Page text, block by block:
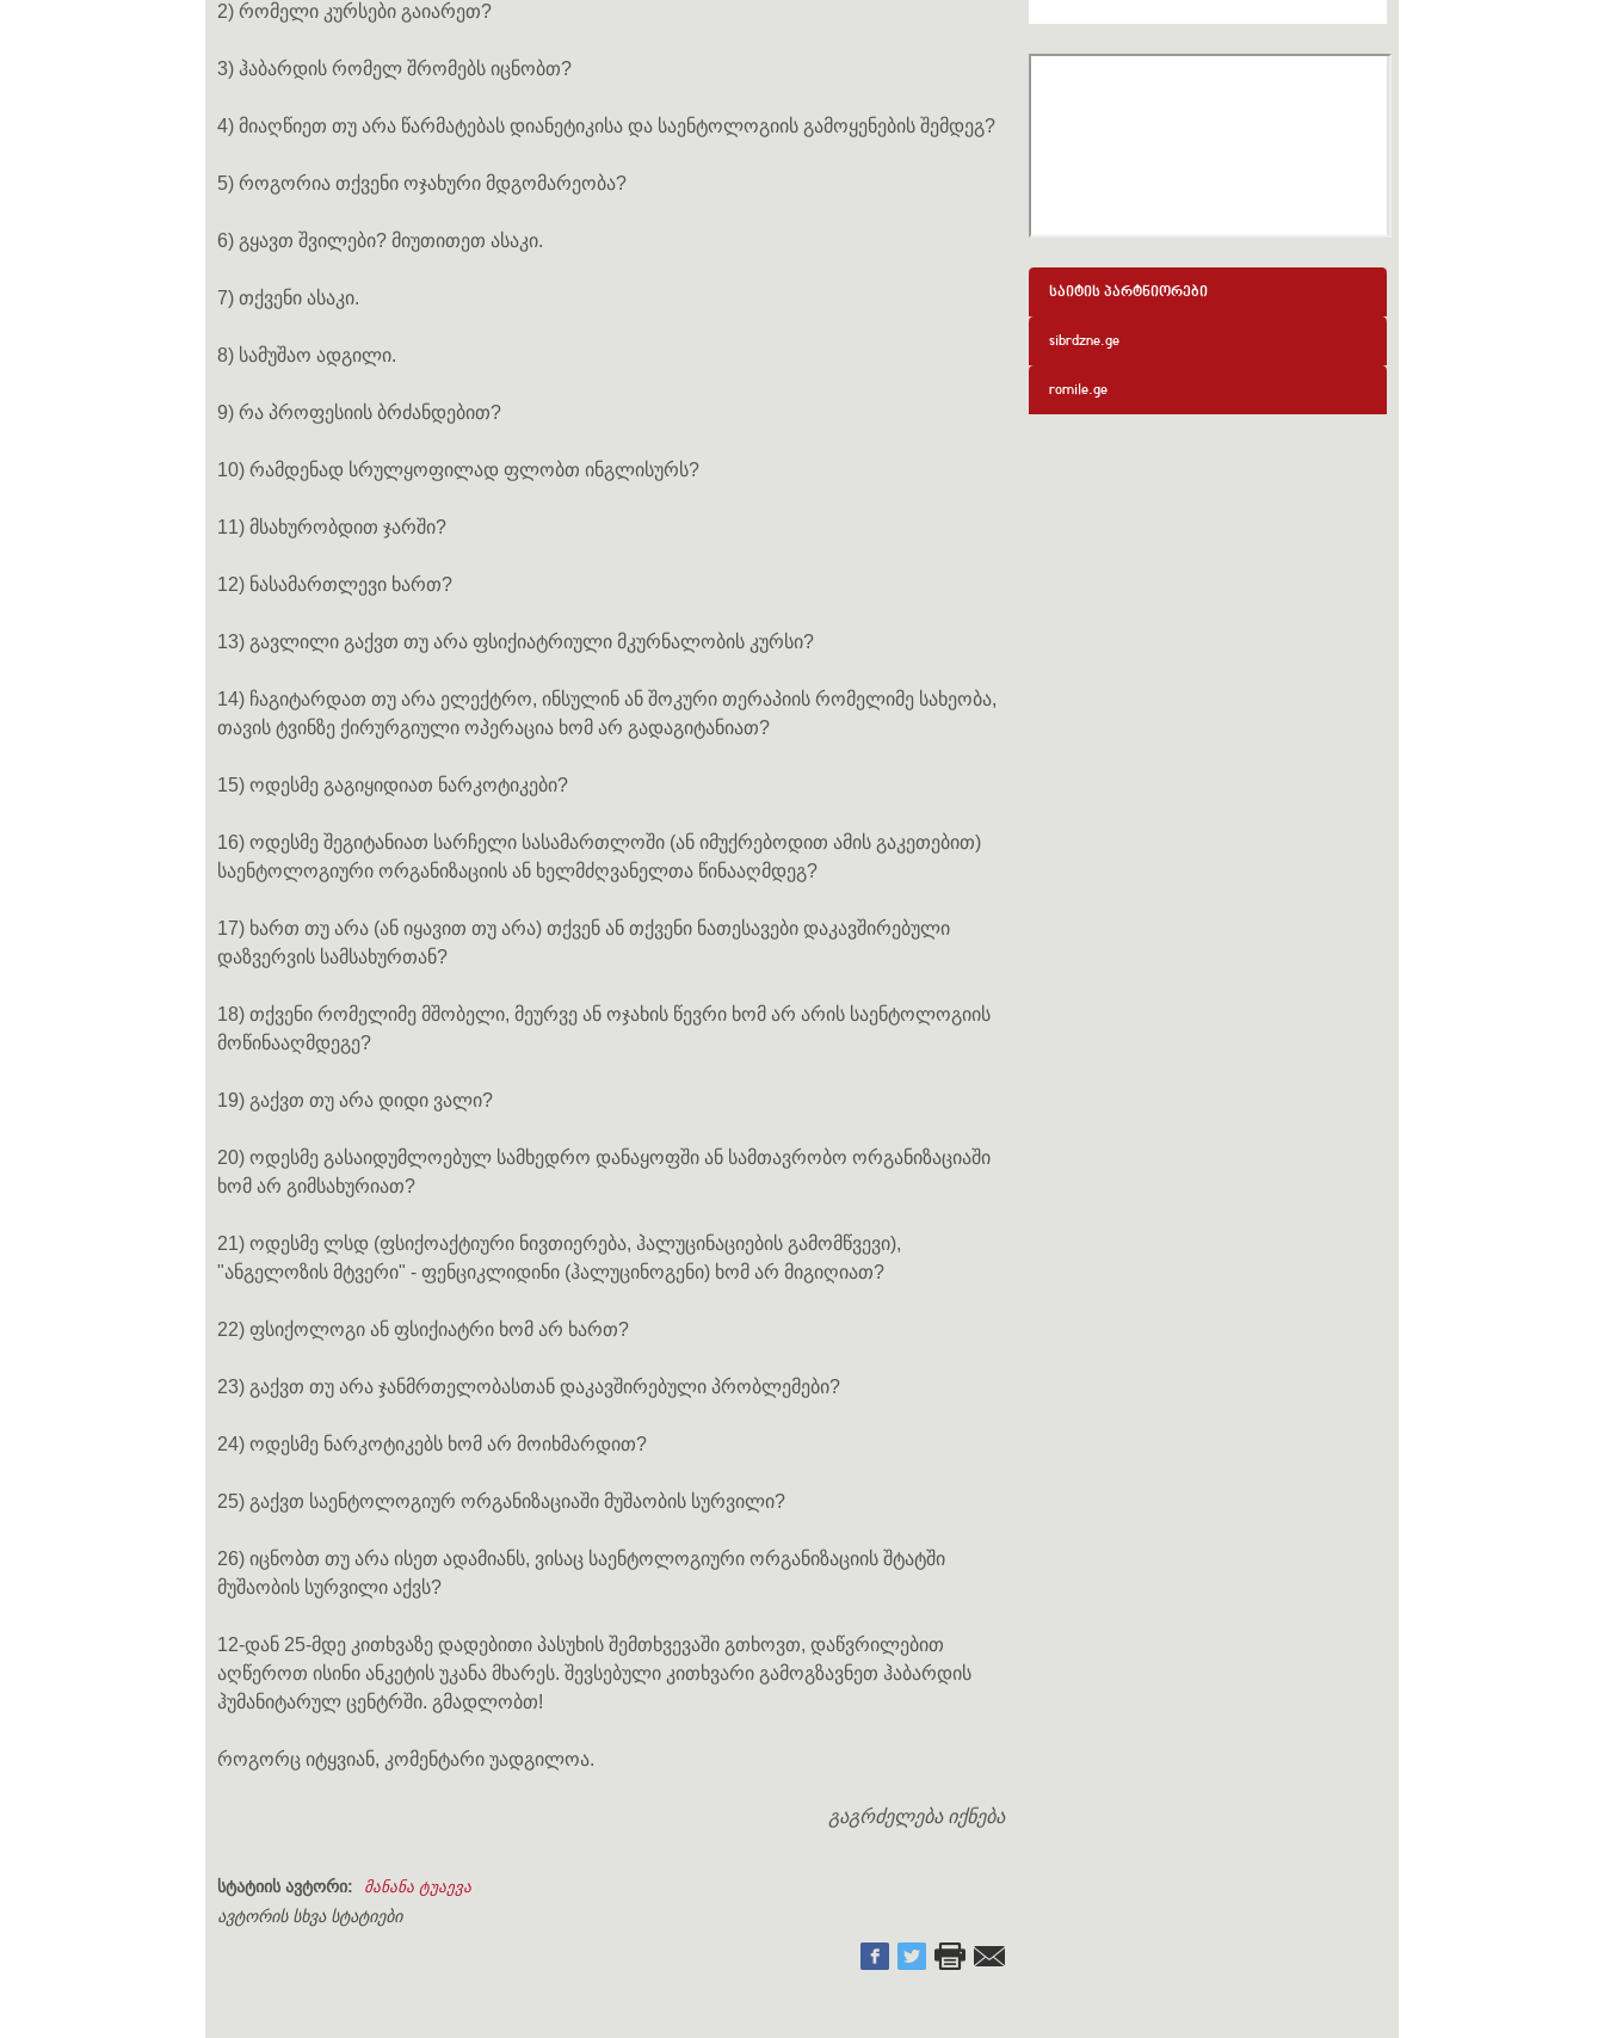
2) რომელი კურსები გაიარეთ?
3) ჰაბარდის რომელ შრომებს იცნობთ?
4) მიაღწიეთ თუ არა წარმატებას დიანეტიკისა და საენტოლოგიის გამოყენების შემდეგ?
5) როგორია თქვენი ოჯახური მდგომარეობა?
6) გყავთ შვილები? მიუთითეთ ასაკი.
7) თქვენი ასაკი.
8) სამუშაო ადგილი.
9) რა პროფესიის ბრძანდებით?
10) რამდენად სრულყოფილად ფლობთ ინგლისურს?
11) მსახურობდით ჯარში?
12) ნასამართლევი ხართ?
13) გავლილი გაქვთ თუ არა ფსიქიატრიული მკურნალობის კურსი?
14) ჩაგიტარდათ თუ არა ელექტრო, ინსულინ ან შოკური თერაპიის რომელიმე სახეობა,
თავის ტვინზე ქირურგიული ოპერაცია ხომ არ გადაგიტანიათ?
15) ოდესმე გაგიყიდიათ ნარკოტიკები?
16) ოდესმე შეგიტანიათ სარჩელი სასამართლოში (ან იმუქრებოდით ამის გაკეთებით)
საენტოლოგიური ორგანიზაციის ან ხელმძღვანელთა წინააღმდეგ?
17) ხართ თუ არა (ან იყავით თუ არა) თქვენ ან თქვენი ნათესავები დაკავშირებული
დაზვერვის სამსახურთან?
18) თქვენი რომელიმე მშობელი, მეურვე ან ოჯახის წევრი ხომ არ არის საენტოლოგიის
მოწინააღმდეგე?
19) გაქვთ თუ არა დიდი ვალი?
20) ოდესმე გასაიდუმლოებულ სამხედრო დანაყოფში ან სამთავრობო ორგანიზაციაში
ხომ არ გიმსახურიათ?
21) ოდესმე ლსდ (ფსიქოაქტიური ნივთიერება, ჰალუცინაციების გამომწვევი),
"ანგელოზის მტვერი" - ფენციკლიდინი (ჰალუცინოგენი) ხომ არ მიგიღიათ?
22) ფსიქოლოგი ან ფსიქიატრი ხომ არ ხართ?
23) გაქვთ თუ არა ჯანმრთელობასთან დაკავშირებული პრობლემები?
24) ოდესმე ნარკოტიკებს ხომ არ მოიხმარდით?
25) გაქვთ საენტოლოგიურ ორგანიზაციაში მუშაობის სურვილი?
26) იცნობთ თუ არა ისეთ ადამიანს, ვისაც საენტოლოგიური ორგანიზაციის შტატში
მუშაობის სურვილი აქვს?
12-დან 25-მდე კითხვაზე დადებითი პასუხის შემთხვევაში გთხოვთ, დაწვრილებით
აღწეროთ ისინი ანკეტის უკანა მხარეს. შევსებული კითხვარი გამოგზავნეთ ჰაბარდის
ჰუმანიტარულ ცენტრში. გმადლობთ!
როგორც იტყვიან, კომენტარი უადგილოა.
გაგრძელება იქნება
სტატიის ავტორი: მანანა ტუაევა
ავტორის სხვა სტატიები
საიტის პარტნიორები
sibrdzne.ge
romile.ge